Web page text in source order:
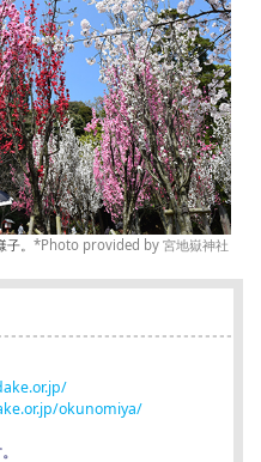
。 *Photo provided by 宮地嶽神社
okunomiya/